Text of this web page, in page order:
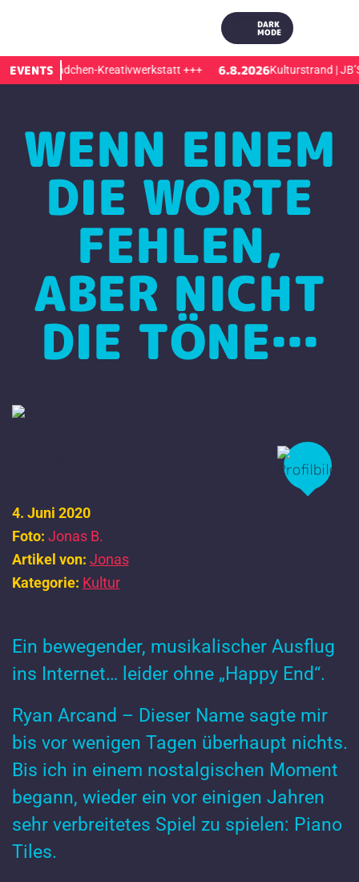
DARK
MODE
EVENTS
| Mädchen-Kreativwerkstatt+++ 6.8.2026Kulturstrand | JB’S
WENN EINEM
DIE WORTE
FEHLEN,
ABER NICHT
DIE TÖNE…
4. Juni 2020
Foto: Jonas B.
Artikel von: Jonas
Kategorie: Kultur
Ein bewegender, musikalischer Ausflug
ins Internet… leider ohne „Happy End“.
Ryan Arcand – Dieser Name sagte mir
bis vor wenigen Tagen überhaupt nichts.
Bis ich in einem nostalgischen Moment
begann, wieder ein vor einigen Jahren
sehr verbreitetes Spiel zu spielen: Piano
Tiles.